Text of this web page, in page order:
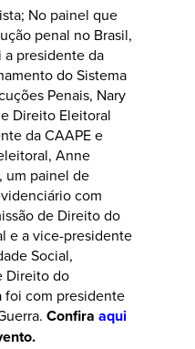
No painel que
penal no Brasil,
presidente da
do Sistema
Penais, Nary
Direito Eleitoral
da CAAPE e
Anne
um painel de
com
de Direito do
e a vice-presidente
Social,
Direito do
foi com presidente
Confira aqui